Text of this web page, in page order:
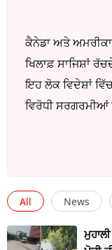
ਕੈਨੇਡਾ ਅਤੇ
ਖਿਲਾਫ਼ ਸਾਜਿਸ਼ਾਂ
ਇਹ ਲੋਕ ਵਿਦੇਸ਼ਾਂ
ਵਿਰੋਧੀ
ਇਨ੍ਹਾਂ ਨੂੰ ਕਾਲੀ
All News